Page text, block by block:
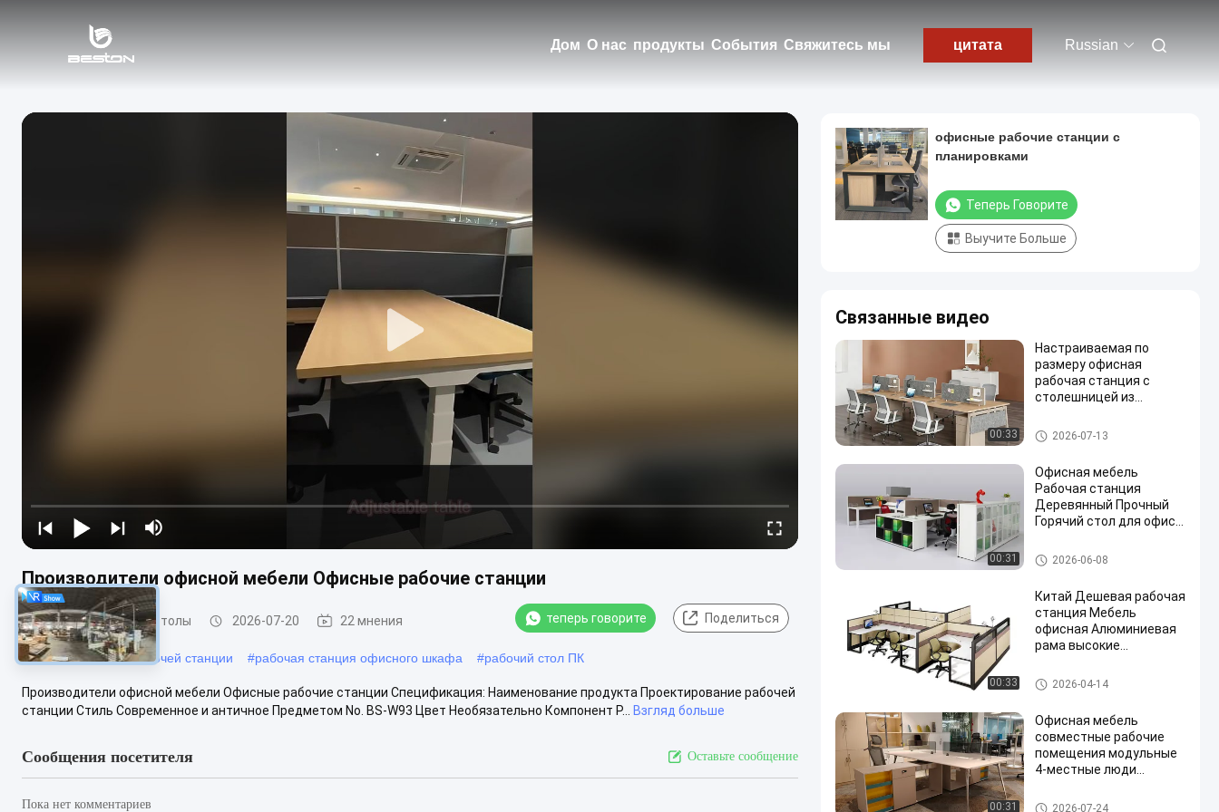
Дом О нас продукты События Свяжитесь мы цитата Russian
Производители офисной мебели Офисные рабочие станции
Офисные рабочие столы 2026-07-20 22 мнения теперь говорите Поделиться
#Модульный стол рабочей станции #рабочая станция офисного шкафа #рабочий стол ПК
Производители офисной мебели Офисные рабочие станции Спецификация: Наименование продукта Проектирование рабочей
станции Стиль Современное и античное Предметом No. BS-W93 Цвет Необязательно Компонент Р...
Взгляд больше
Сообщения посетителя Оставьте сообщение
Пока нет комментариев
офисные рабочие станции с
планировками
Теперь Говорите
Выучите Больше
Связанные видео
00:33
Настраиваемая по
размеру офисная
рабочая станция с
столешницей из
модульной офисной
мебелью с
Офисные рабочие столы
2026-07-13
00:31
Офисная мебель
Рабочая станция
Деревянный Прочный
Горячий стол для офиса
Компьютерный стол
Офисные рабочие столы
2026-06-08
00:33
Китай Дешевая рабочая
станция Мебель
офисная Алюминиевая
рама высокие
Модульный офисный
стол
Офисные рабочие столы
2026-04-14
00:31
Офисная мебель
совместные рабочие
помещения модульные
4-местные люди
Офисные рабочие столы
2026-07-24